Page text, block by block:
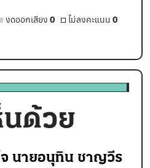
งดออกเสียง 0 ไม่ลงคะแนน 0
นด้วย
จ นายอนุทิน ชาญวีร